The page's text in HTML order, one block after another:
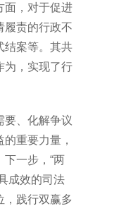
面，对于促进
履责的行政不
结案等。其共
为，实现了行
要、化解争议
重要力量，
一步，“两
成效的司法
，践行双赢多